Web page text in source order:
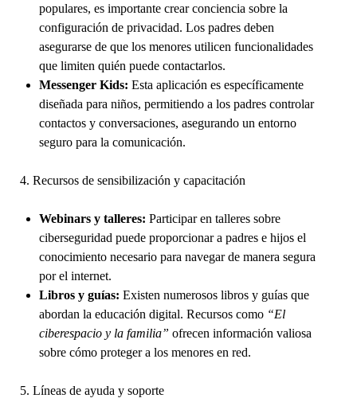
populares, es importante crear conciencia sobre la
configuración de privacidad. Los padres deben
asegurarse de que los menores utilicen funcionalidades
que limiten quién puede contactarlos.
Messenger Kids: Esta aplicación es específicamente
diseñada para niños, permitiendo a los padres controlar
contactos y conversaciones, asegurando un entorno
seguro para la comunicación.
4. Recursos de sensibilización y capacitación
Webinars y talleres: Participar en talleres sobre
ciberseguridad puede proporcionar a padres e hijos el
conocimiento necesario para navegar de manera segura
por el internet.
Libros y guías: Existen numerosos libros y guías que
abordan la educación digital. Recursos como “El
ciberespacio y la familia” ofrecen información valiosa
sobre cómo proteger a los menores en red.
5. Líneas de ayuda y soporte